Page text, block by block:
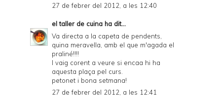
27 de febrer del 2012, a les 12:40
el taller de cuina ha dit...
Va directa a la capeta de pendents,
quina meravella, amb el que m'agada el
praliné!!!!
I vaig corent a veure si encaa hi ha
aquesta plaça pel curs.
petonet i bona setmana!
27 de febrer del 2012, a les 12:41